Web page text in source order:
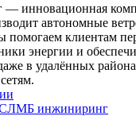
инновационная
автономные
помогаем клиентам
энергии и
в удалённых
СЛМБ инжиниринг